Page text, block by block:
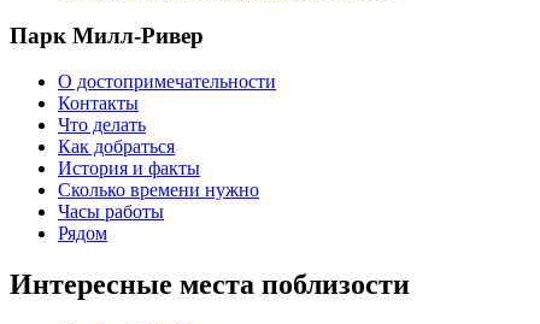
Парк Милл-Ривер
О достопримечательности
Контакты
Что делать
Как добраться
История и факты
Сколько времени нужно
Часы работы
Рядом
Интересные места поблизости